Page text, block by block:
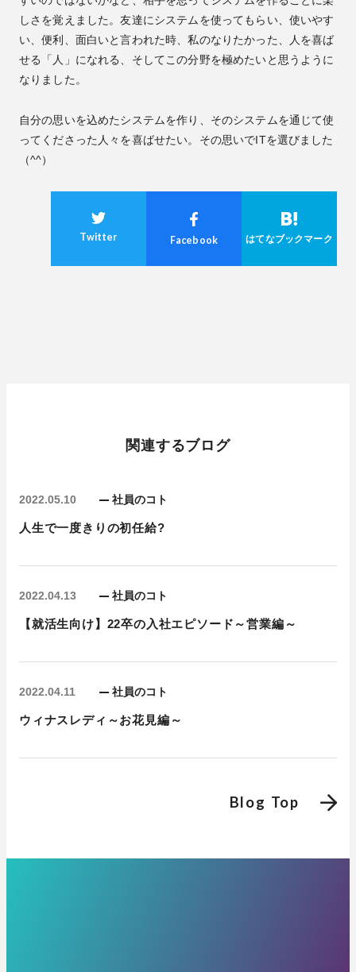
しさを覚えました。友達にシステムを使ってもらい、使いやす
い、便利、面白いと言われた時、私のなりたかった、人を喜ば
せる「人」になれる、そしてこの分野を極めたいと思うように
なりました。
自分の思いを込めたシステムを作り、そのシステムを通じて使
ってくださった人々を喜ばせたい。その思いでITを選びました
（^^）
Twitter Facebook はてなブックマーク
関連するブログ
2022.05.10 社員のコト
人生で一度きりの初任給?
2022.04.13 社員のコト
【就活生向け】22卒の入社エピソード～営業編～
2022.04.11 社員のコト
ウィナスレディ～お花見編～
Blog Top